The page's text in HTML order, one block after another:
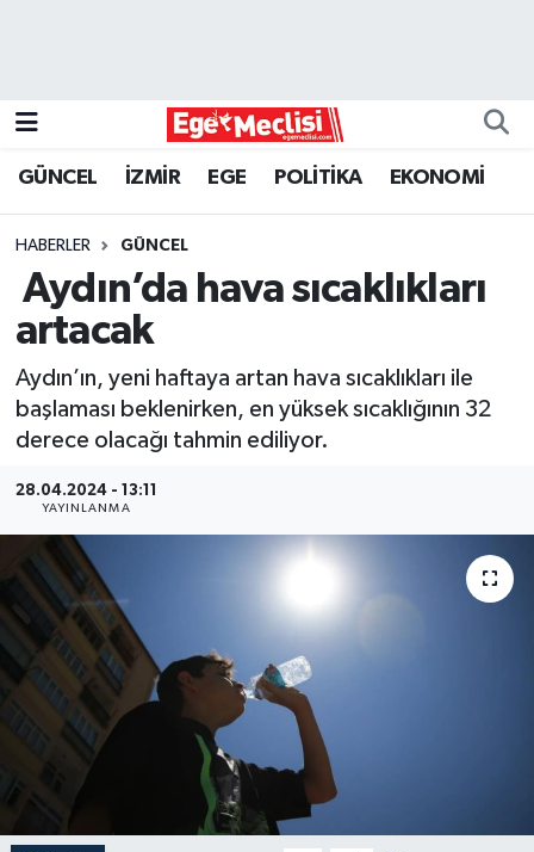
GÜNCEL İZMİR EGE POLİTİKA EKONOMİ
HABERLER GÜNCEL
Aydın’da hava sıcaklıkları
artacak
Aydın’ın, yeni haftaya artan hava sıcaklıkları ile
başlaması beklenirken, en yüksek sıcaklığının 32
derece olacağı tahmin ediliyor.
28.04.2024 - 13:11
YAYINLANMA
GÜNCEL
İZMİR
ÖZEL HABER
POLİTİKA
Programlar
SPOR
YAŞAM